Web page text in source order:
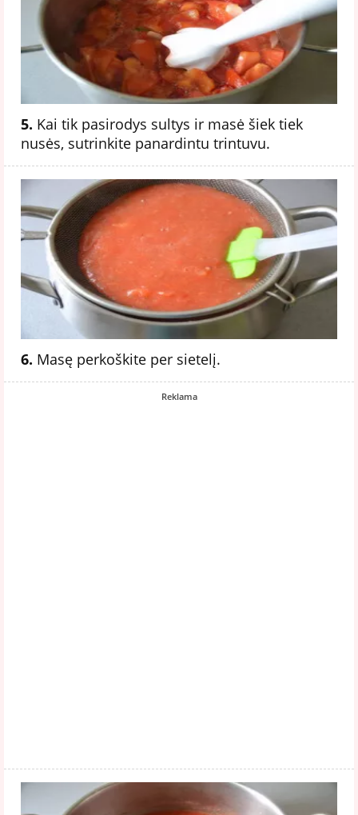
5. Kai tik pasirodys sultys ir masė šiek tiek
nusės, sutrinkite panardintu trintuvu.
6. Masę perkoškite per sietelį.
Reklama